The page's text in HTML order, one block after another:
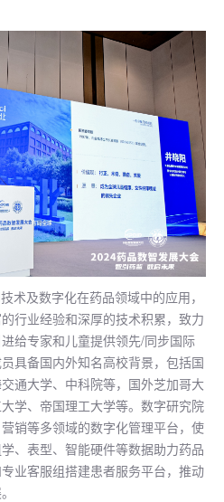
术及数字化在药品领域中的应用，
行业经验和深厚的技术积累，致力
给专家和儿童提供领先/同步国际
具备国内外知名高校背景，包括国
通大学、中科院等，国外芝加哥大
学、帝国理工大学等。数字研究院
销等多领域的数字化管理平台，使
、表型、智能硬件等数据助力药品
业客服组搭建患者服务平台，推动